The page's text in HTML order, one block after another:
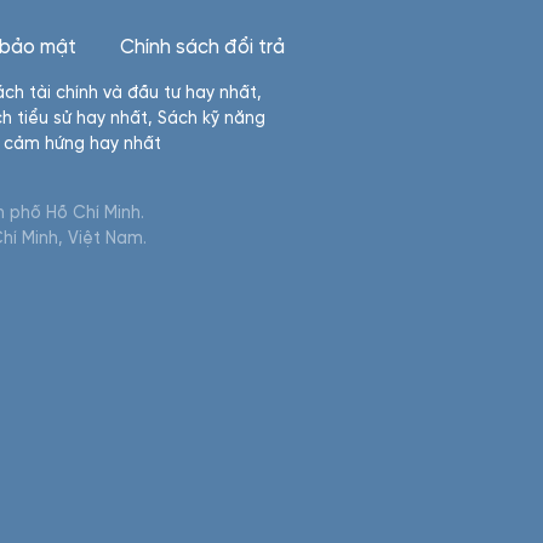
mật Chính sách đổi trả
tài chính và đầu tư hay nhất,
tiểu sử hay nhất, Sách kỹ năng
hứng hay nhất
Hồ Chí Minh.
Minh, Việt Nam.